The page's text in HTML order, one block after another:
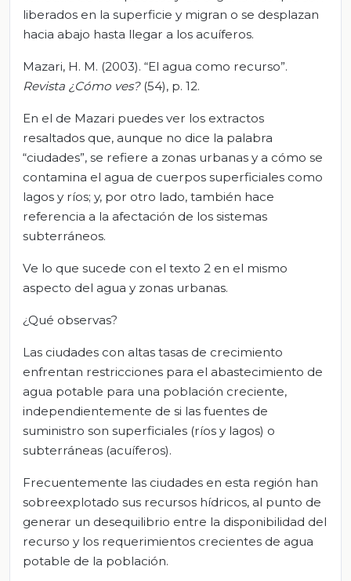
liberados en la superficie y migran o se desplazan
hacia abajo hasta llegar a los acuíferos.
Mazari, H. M. (2003). “El agua como recurso”.
Revista ¿Cómo ves? (54), p. 12.
En el de Mazari puedes ver los extractos
resaltados que, aunque no dice la palabra
“ciudades”, se refiere a zonas urbanas y a cómo se
contamina el agua de cuerpos superficiales como
lagos y ríos; y, por otro lado, también hace
referencia a la afectación de los sistemas
subterráneos.
Ve lo que sucede con el texto 2 en el mismo
aspecto del agua y zonas urbanas.
¿Qué observas?
Las ciudades con altas tasas de crecimiento
enfrentan restricciones para el abastecimiento de
agua potable para una población creciente,
independientemente de si las fuentes de
suministro son superficiales (ríos y lagos) o
subterráneas (acuíferos).
Frecuentemente las ciudades en esta región han
sobreexplotado sus recursos hídricos, al punto de
generar un desequilibrio entre la disponibilidad del
recurso y los requerimientos crecientes de agua
potable de la población.